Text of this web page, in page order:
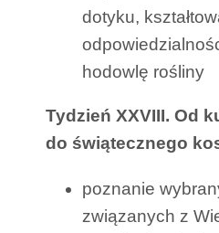
dotyku,
hodowlę rośliny
Tydzień XXVIII. Od
do świątecznego
poznanie
związanych z